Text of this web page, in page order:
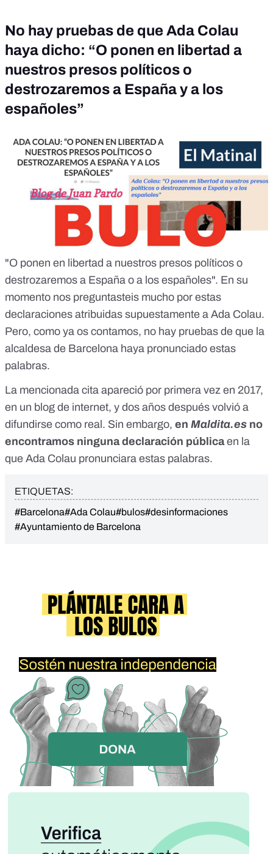
No hay pruebas de que Ada Colau
haya dicho: “O ponen en libertad a
nuestros presos políticos o
destrozaremos a España y a los
españoles”
"O ponen en libertad a nuestros presos políticos o
destrozaremos a España o a los españoles". En su
momento nos preguntasteis mucho por estas
declaraciones atribuidas supuestamente a Ada Colau.
Pero, como ya os contamos, no hay pruebas de que la
alcaldesa de Barcelona haya pronunciado estas
palabras.
La mencionada cita apareció por primera vez en 2017,
en un blog de internet, y dos años después volvió a
difundirse como real. Sin embargo, en Maldita.es no
encontramos ninguna declaración públicaen la
que Ada Colau pronunciara estas palabras.
ETIQUETAS:
#Barcelona#Ada Colau#bulos#desinformaciones
#Ayuntamiento de Barcelona